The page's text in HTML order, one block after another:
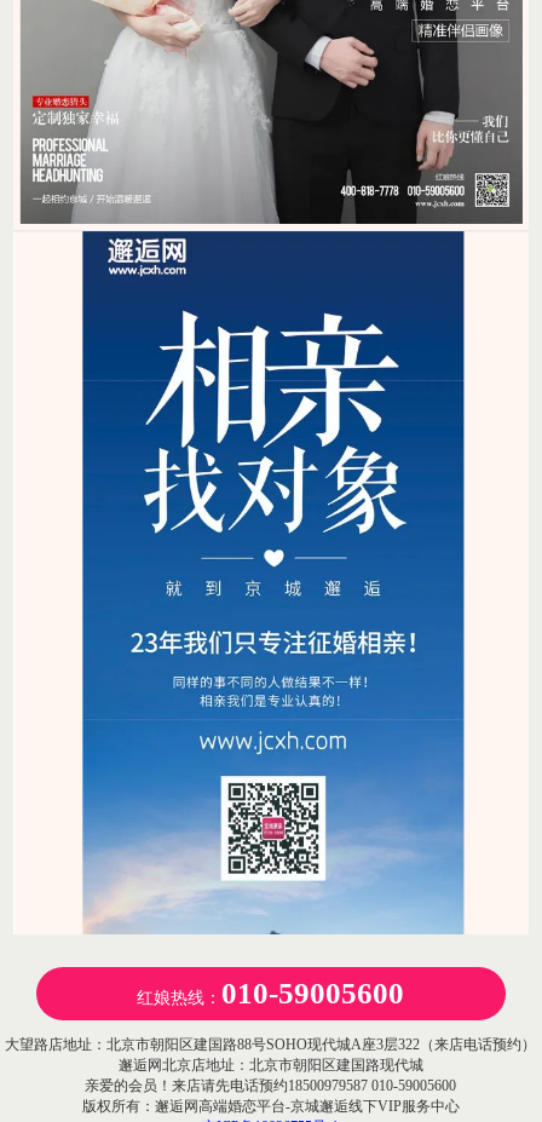
红娘热线： 010-59005600
大望路店地址：北京市朝阳区建国路88号SOHO现代城A座3层322（来店电话预约）
邂逅网北京店地址：北京市朝阳区建国路现代城
亲爱的会员！来店请先电话预约18500979587 010-59005600
版权所有：邂逅网高端婚恋平台-京城邂逅线下VIP服务中心